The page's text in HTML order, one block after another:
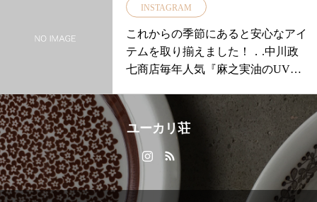
てしまうところが魅力です・ぜ
ひ、1点ものの器の美しいカラーを
店頭でお愉しみください・・皆様
のご来店を18時までお待ちしてお
い合わせ085233744
#ユーカリ荘#yukarisou#島根#松江#
古民家#セレクトショップ#雑貨#雑
貨屋#宍道#周藤香織#器#お皿#お皿
集め#器集め#テーブルコーディネ
INSTAGRAM
これからの季節にあると安心なアイ
テムを取り揃えました！．.中川政
七商店毎年人気『麻之実油のUVク
止め♡麻之実油(アサ種子油(保湿成
分))が肌に潤いを与え、肌を滑らか
に整えますベタベタせず、さらっと
しています！．日差しが強くなって
きておまとめ買いをされるお客様が
増えてます◎肌弱いけどこれはすご
ユーカリ荘